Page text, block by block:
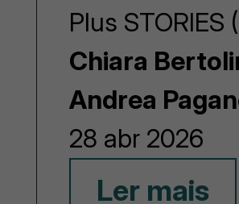
Plus
Chiara
Andrea
28 abr 2026
Ler mais